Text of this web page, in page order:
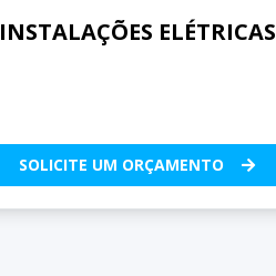
INSTALAÇÕES ELÉTRICAS
SOLICITE UM ORÇAMENTO